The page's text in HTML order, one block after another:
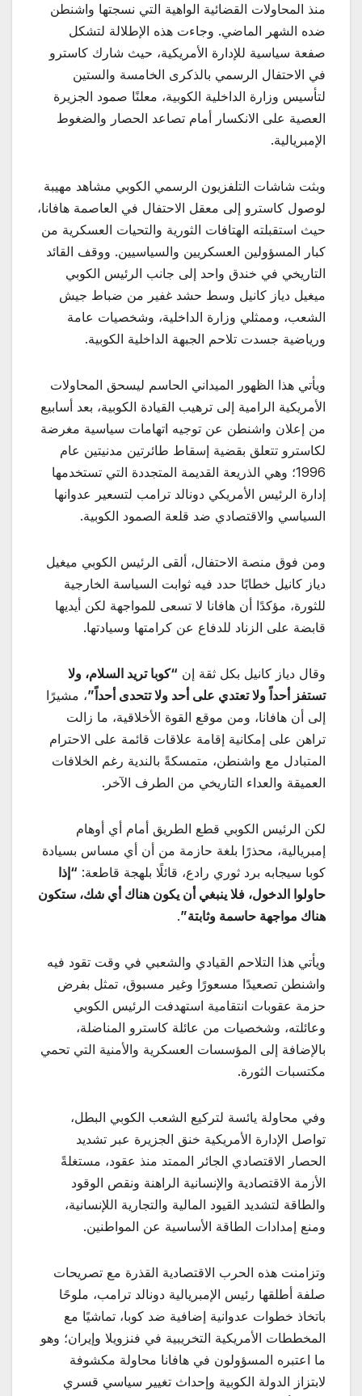
منذ المحاولات القضائية الواهية التي نسجتها واشنطن
ضده الشهر الماضي. وجاءت هذه الإطلالة لتشكل
صفعة سياسية للإدارة الأمريكية، حيث شارك كاسترو
في الاحتفال الرسمي بالذكرى الخامسة والستين
لتأسيس وزارة الداخلية الكوبية، معلنًا صمود الجزيرة
العصية على الانكسار أمام تصاعد الحصار والضغوط
الإمبريالية.
وبثت شاشات التلفزيون الرسمي الكوبي مشاهد مهيبة
لوصول كاسترو إلى معقل الاحتفال في العاصمة هافانا،
حيث استقبلته الهتافات الثورية والتحيات العسكرية من
كبار المسؤولين العسكريين والسياسيين. ووقف القائد
التاريخي في خندق واحد إلى جانب الرئيس الكوبي
ميغيل دياز كانيل وسط حشد غفير من ضباط جيش
الشعب، وممثلي وزارة الداخلية، وشخصيات عامة
ورياضية جسدت تلاحم الجبهة الداخلية الكوبية.
ويأتي هذا الظهور الميداني الحاسم ليسحق المحاولات
الأمريكية الرامية إلى ترهيب القيادة الكوبية، بعد أسابيع
من إعلان واشنطن عن توجيه اتهامات سياسية مغرضة
لكاسترو تتعلق بقضية إسقاط طائرتين مدنيتين عام
1996؛ وهي الذريعة القديمة المتجددة التي تستخدمها
إدارة الرئيس الأمريكي دونالد ترامب لتسعير عدوانها
السياسي والاقتصادي ضد قلعة الصمود الكوبية.
ومن فوق منصة الاحتفال، ألقى الرئيس الكوبي ميغيل
دياز كانيل خطابًا حدد فيه ثوابت السياسة الخارجية
للثورة، مؤكدًا أن هافانا لا تسعى للمواجهة لكن أيديها
قابضة على الزناد للدفاع عن كرامتها وسيادتها.
وقال دياز كانيل بكل ثقة إن “كوبا تريد السلام، ولا
تستفز أحداً ولا تعتدي على أحد ولا تتحدى أحداً”، مشيرًا
إلى أن هافانا، ومن موقع القوة الأخلاقية، ما زالت
تراهن على إمكانية إقامة علاقات قائمة على الاحترام
المتبادل مع واشنطن، متمسكةً بالندية رغم الخلافات
العميقة والعداء التاريخي من الطرف الآخر.
لكن الرئيس الكوبي قطع الطريق أمام أي أوهام
إمبريالية، محذرًا بلغة حازمة من أن أي مساس بسيادة
كوبا سيجابه برد ثوري رادع، قائلًا بلهجة قاطعة: “إذا
حاولوا الدخول، فلا ينبغي أن يكون هناك أي شك، ستكون
هناك مواجهة حاسمة وثابتة”.
ويأتي هذا التلاحم القيادي والشعبي في وقت تقود فيه
واشنطن تصعيدًا مسعورًا وغير مسبوق، تمثل بفرض
حزمة عقوبات انتقامية استهدفت الرئيس الكوبي
وعائلته، وشخصيات من عائلة كاسترو المناضلة،
بالإضافة إلى المؤسسات العسكرية والأمنية التي تحمي
مكتسبات الثورة.
وفي محاولة يائسة لتركيع الشعب الكوبي البطل،
تواصل الإدارة الأمريكية خنق الجزيرة عبر تشديد
الحصار الاقتصادي الجائر الممتد منذ عقود، مستغلةً
الأزمة الاقتصادية والإنسانية الراهنة ونقص الوقود
والطاقة لتشديد القيود المالية والتجارية اللإنسانية،
ومنع إمدادات الطاقة الأساسية عن المواطنين.
وتزامنت هذه الحرب الاقتصادية القذرة مع تصريحات
صلفة أطلقها رئيس الإمبريالية دونالد ترامب، ملوحًا
باتخاذ خطوات عدوانية إضافية ضد كوبا، تماشيًا مع
المخططات الأمريكية التخريبية في فنزويلا وإيران؛ وهو
ما اعتبره المسؤولون في هافانا محاولة مكشوفة
لابتزاز الدولة الكوبية وإحداث تغيير سياسي قسري